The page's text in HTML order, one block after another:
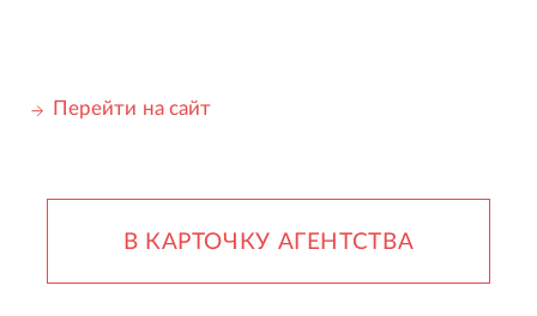
Перейти на сайт
В КАРТОЧКУ АГЕНТСТВА